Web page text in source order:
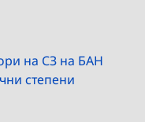
на СЗ на БАН
степени